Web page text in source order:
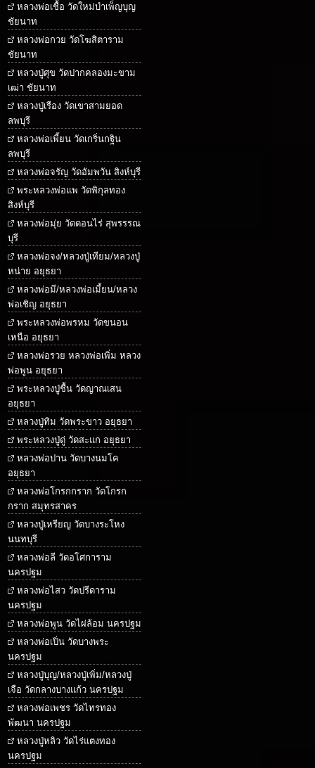
หลวงพ่อเชื้อ วัดใหม่บำเพ็ญบุญ
ชัยนาท
หลวงพ่อกวย วัดโฆสิตาราม
ชัยนาท
หลวงปู่ศุข วัดปากคลองมะขาม
เฒ่า ชัยนาท
หลวงปู่เรือง วัดเขาสามยอด
ลพบุรี
หลวงพ่อเพี้ยน วัดเกริ่นกฐิน
ลพบุรี
หลวงพ่อจรัญ วัดอัมพวัน สิงห์บุรี
พระหลวงพ่อแพ วัดพิกุลทอง
สิงห์บุรี
หลวงพ่อมุ่ย วัดดอนไร่ สุพรรรณ
บุรี
หลวงพ่อจง/หลวงปู่เทียม/หลวงปู่
หน่าย อยุธยา
หลวงพ่อมี/หลวงพ่อเมี้ยน/หลวง
พ่อเชิญ อยุธยา
พระหลวงพ่อพรหม วัดขนอน
เหนือ อยุธยา
หลวงพ่อรวย หลวงพ่อเพิ่ม หลวง
พ่อพูน อยุธยา
พระหลวงปู่ชื้น วัดญาณเสน
อยุธยา
หลวงปู่ทิม วัดพระขาว อยุธยา
พระหลวงปู่ดู่ วัดสะแก อยุธยา
หลวงพ่อปาน วัดบางนมโค
อยุธยา
หลวงพ่อโกรกกราก วัดโกรก
กราก สมุทรสาคร
หลวงปู่เหรียญ วัดบางระโหง
นนทบุรี
หลวงพ่อลี วัดอโศการาม
นครปฐม
หลวงพ่อไสว วัดปรีดาราม
นครปฐม
หลวงพ่อพูน วัดไผ่ล้อม นครปฐม
หลวงพ่อเปิ่น วัดบางพระ
นครปฐม
หลวงปู่บุญ/หลวงปู่เพิ่ม/หลวงปู่
เจือ วัดกลางบางแก้ว นครปฐม
หลวงพ่อเพชร วัดไทรทอง
พัฒนา นครปฐม
หลวงปู่หลิว วัดไร่แตงทอง
นครปฐม